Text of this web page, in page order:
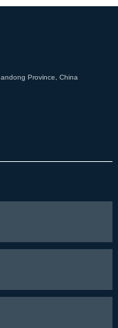
Province, China